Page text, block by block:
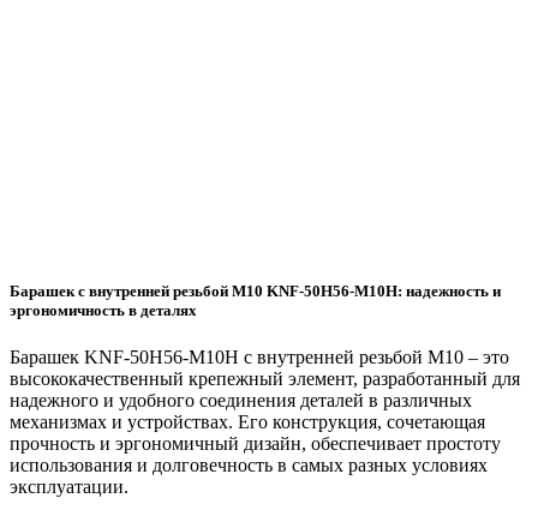
Барашек с внутренней резьбой M10 KNF-50H56-M10H: надежность и
эргономичность в деталях
Барашек KNF-50H56-M10H с внутренней резьбой M10 – это
высококачественный крепежный элемент, разработанный для
надежного и удобного соединения деталей в различных
механизмах и устройствах. Его конструкция, сочетающая
прочность и эргономичный дизайн, обеспечивает простоту
использования и долговечность в самых разных условиях
эксплуатации.